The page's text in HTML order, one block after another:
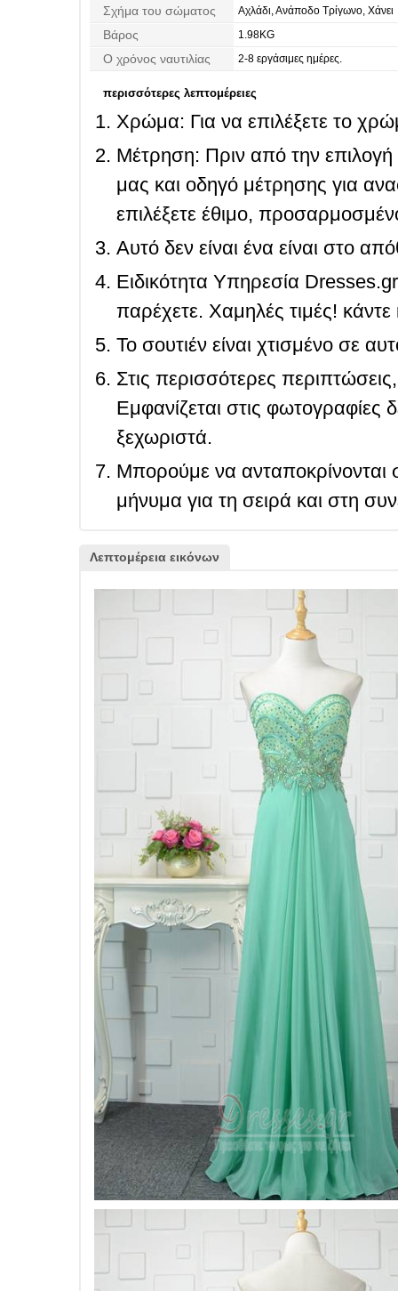
Σχήμα του σώματος Αχλάδι, Ανάποδο Τρίγωνο, Χάνει
Βάρος 1.98KG
Ο χρόνος ναυτιλίας 2-8 εργάσιμες ημέρες.
περισσότερες λεπτομέρειες
Χρώμα: Για να επιλέξετε το
Μέτρηση: Πριν από την
μας και οδηγό μέτρησης για
επιλέξετε έθιμο,
Αυτό δεν είναι ένα είναι στο
Ειδικότητα Υπηρεσία
παρέχετε. Χαμηλές τιμές! κάντε
Το σουτιέν είναι χτισμένο σε
Στις περισσότερες
Εμφανίζεται στις φωτογραφίες
ξεχωριστά.
Μπορούμε να ανταποκρίνονται
μήνυμα για τη σειρά και στη
Λεπτομέρεια εικόνων